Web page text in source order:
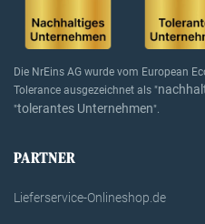
Die NrEins AG wurde vom European
Tolerance ausgezeichnet als "
"tolerantes Unternehmen".
PARTNER
Lieferservice-Onlineshop.de